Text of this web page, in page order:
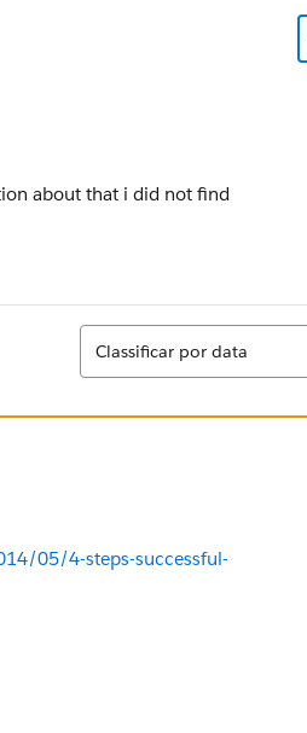
about that i did not find
Classificar
Classificar por data
05/4-steps-successful-